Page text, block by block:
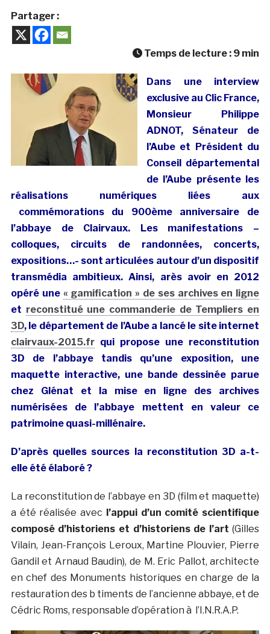
Partager :
Temps de lecture : 9 min
Dans une interview
exclusive au Clic France,
Monsieur Philippe
ADNOT, Sénateur de
l’Aube et Président du
Conseil départemental
de l’Aube présente les
réalisations numériques liées aux
commémorations du 900ème anniversaire de
l’abbaye de Clairvaux. Les manifestations –
colloques, circuits de randonnées, concerts,
expositions…- sont articulées autour d’un dispositif
transmédia ambitieux. Ainsi, arès avoir en 2012
opéré une « gamification » de ses archives en ligne
et reconstitué une commanderie de Templiers en
3D, le département de l’Aube a lancé le site internet
clairvaux-2015.frqui propose une reconstitution
3D de l’abbaye tandis qu’une exposition, une
maquette interactive, une bande dessinée parue
chez Glénat et la mise en ligne des archives
numérisées de l’abbaye mettent en valeur ce
patrimoine quasi-millénaire.
D’après quelles sources la reconstitution 3D a-t-
elle été élaboré ?
La reconstitution de l’abbaye en 3D (film et maquette)
a été réalisée avec l’appui d’un comité scientifique
composé d’historiens et d’historiens de l’art (Gilles
Vilain, Jean-François Leroux, Martine Plouvier, Pierre
Gandil et Arnaud Baudin), de M. Eric Pallot, architecte
en chef des Monuments historiques en charge de la
restauration des b timents de l’ancienne abbaye, et de
Cédric Roms, responsable d’opération à l’I.N.R.A.P.